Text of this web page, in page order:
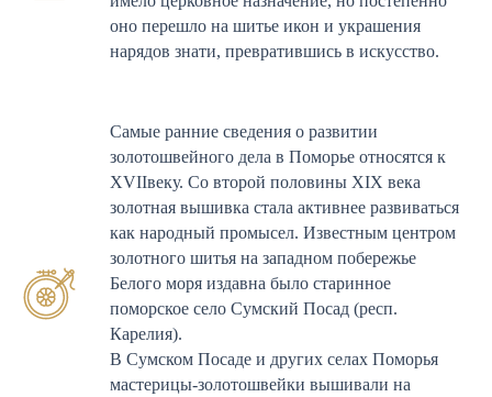
оно перешло на шитье икон и украшения
нарядов знати, превратившись в искусство.
Самые ранние сведения о развитии
золотошвейного дела в Поморье относятся к
XVIIвеку. Со второй половины ХIХ века
золотная вышивка стала активнее развиваться
как народный промысел. Известным центром
золотного шитья на западном побережье
Белого моря издавна было старинное
поморское село Сумский Посад (респ.
Карелия).
В Сумском Посаде и других селах Поморья
мастерицы-золотошвейки вышивали на